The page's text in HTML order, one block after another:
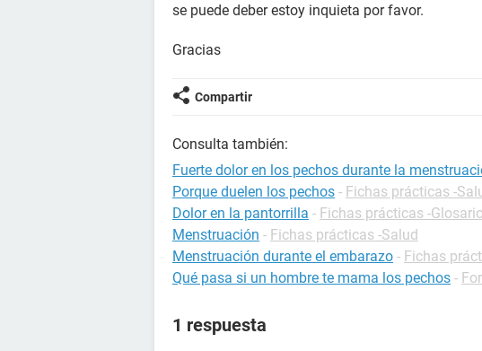
se puede deber estoy inquieta por favor.
Gracias
Compartir
Consulta también:
Fuerte dolor en los pechos durante la
Porque duelen los pechos - Fichas prácticas -
Dolor en la pantorrilla - Fichas prácticas -Glosario
Menstruación - Fichas prácticas -Salud
Menstruación durante el embarazo - Fichas
Qué pasa si un hombre te mama los pechos -
1 respuesta